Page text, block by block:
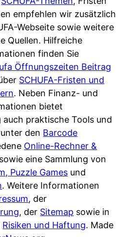
empfehlen wir zusätzlich
Webseite sowie weitere
Quellen. Hilfreiche
finden Sie
Öffnungszeiten Beitrag
SCHUFA-Fristen und
. Neben Finanz- und
bietet
praktische Tools und
den Barcode
Online-Rechner &
sowie eine Sammlung von
Puzzle Games und
. Weitere Informationen
, der
, der Sitemap sowie in
Risiken und Haftung. Made